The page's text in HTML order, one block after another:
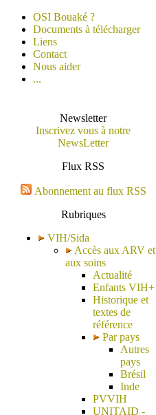
OSI Bouaké ?
Documents à télécharger
Liens
Contact
Nous aider
...
Newsletter
Inscrivez vous à notre
NewsLetter
Flux RSS
Abonnement au flux RSS
Rubriques
VIH/Sida
Accès aux ARV et
aux soins
Actualité
Enfants VIH+
Historique et
textes de
référence
Par pays
Autres
pays
Brésil
Inde
PVVIH
UNITAID -